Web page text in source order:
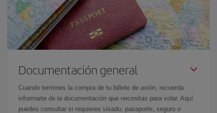
Documentación general
Cuando termines la compra de tu billete de avión, recuerda
informarte de la documentación que necesitas para volar. Aquí
puedes consultar si requieres visado, pasaporte, seguro o